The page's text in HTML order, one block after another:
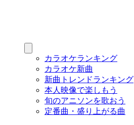
カラオケランキング
カラオケ新曲
新曲トレンドランキング
本人映像で楽しもう
旬のアニソンを歌おう
定番曲・盛り上がる曲